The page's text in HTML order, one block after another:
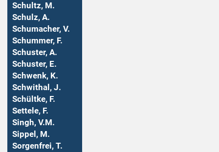
Schultz, M.
Schulz, A.
Schumacher, V.
Schummer, F.
Schuster, A.
Schuster, E.
Schwenk, K.
Schwithal, J.
Schültke, F.
Settele, F.
Singh, V.M.
Sippel, M.
Sorgenfrei, T.